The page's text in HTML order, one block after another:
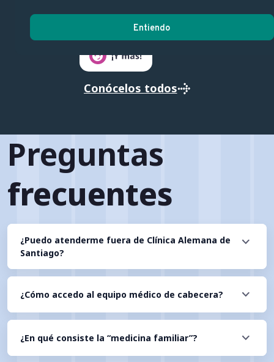
Conócelos todos
Preguntas
frecuentes
¿Puedo atenderme fuera de Clínica Alemana de
Santiago?
¿Cómo accedo al equipo médico de cabecera?
¿En qué consiste la “medicina familiar”?
Entiendo